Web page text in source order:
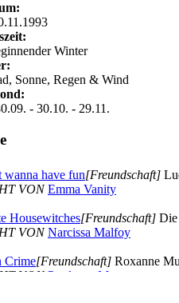
Winter
Sonne, Regen & Wind
- 30.10. - 29.11.
wanna have fun[Freundschaft]
VON Emma Vanity
Housewitches[Freundschaft] Die
VON Narcissa Malfoy
Crime[Freundschaft] Roxanne
VON Prudence Manson